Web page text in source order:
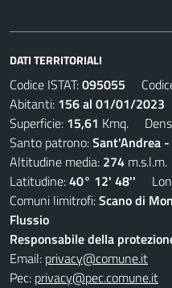
DATI TERRITORIALI
Codice ISTAT:095055
Abitanti: 156 al 01/01/2023
Superficie: 15,61 Kmq.
Santo patrono:Sant'Andrea
Altitudine media: 274 m.s.l.m.
Latitudine:40° 12' 48''
Comuni limitrofi:Scano di
Flussio
Responsabile della
Email: privacy@comune.it
Pec: privacy@pec.comune.it